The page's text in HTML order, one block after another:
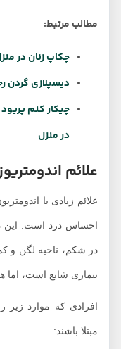
مطالب مرتبط:
چکاپ زنان در منزل؛
دیسپلازی گردن
چیکار کنم پریود
در منزل
علائم
علائم زیادی با
احساس درد است. این درد
در شکم، ناحیه لگن و کمر
بیماری شایع است، اما همه
افرادی که موارد زیر را
مبتلا باشند: